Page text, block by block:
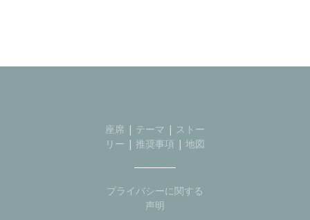
座席 | テーマ | ストー
リー | 推奨事項 | 地図
プライバシーに関する
声明